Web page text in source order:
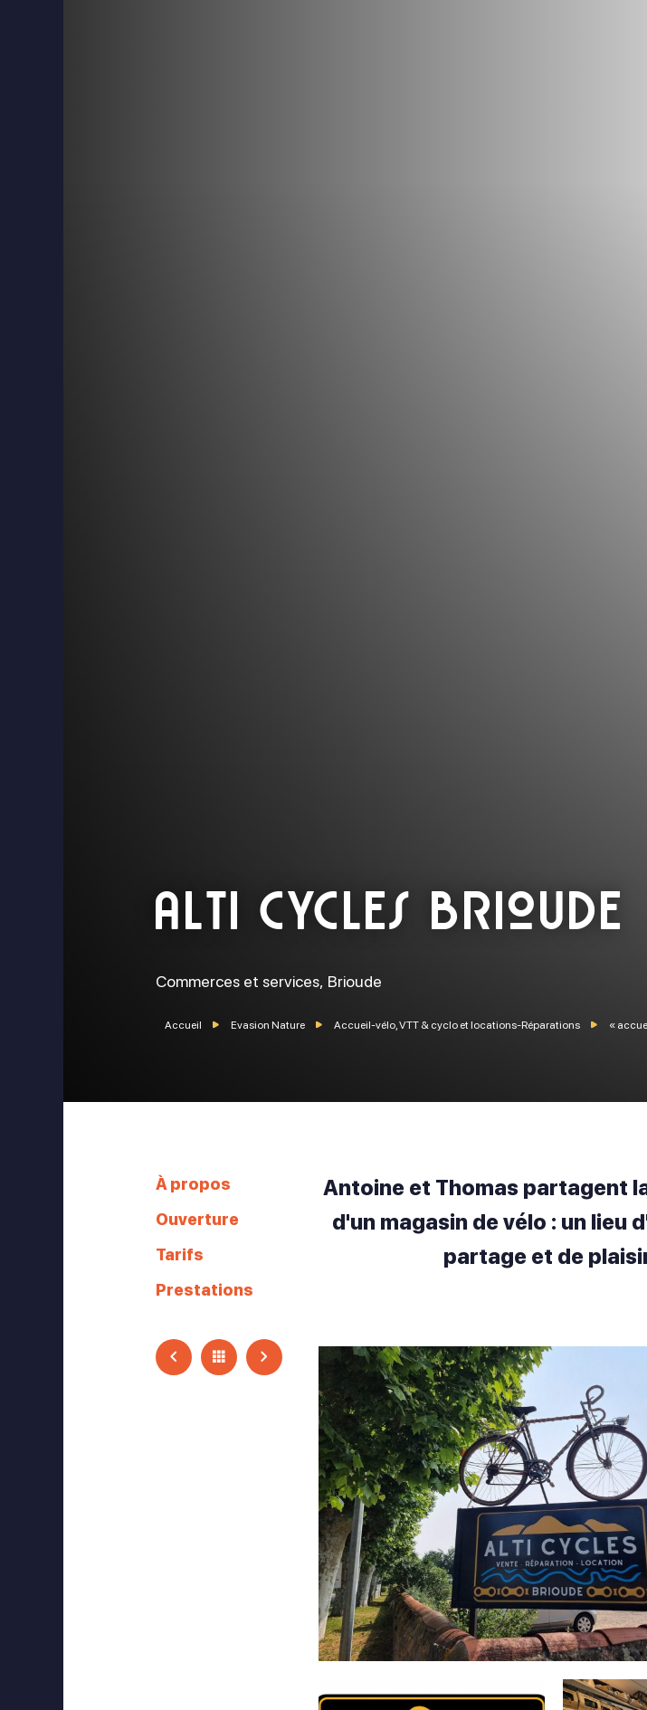
Alti Cycles Brioude
Commerces et services, Brioude
Accueil Evasion Nature Accueil-vélo, VTT & cyclo et locations-Réparations «
À propos
Ouverture
Tarifs
Prestations
Antoine et Thomas partagent
d'un magasin de vélo : un lieu
partage et de